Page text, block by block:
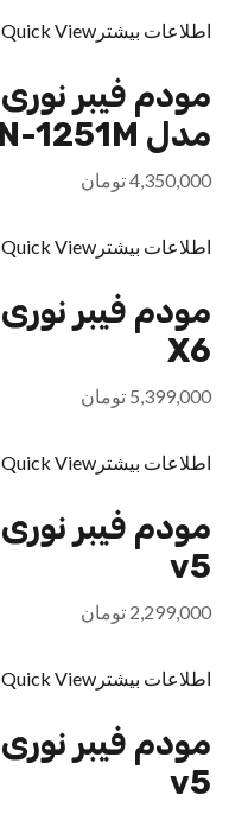
اطلاعات بیشتر Quick View
مودم فیبر
مدل DPN-1251M
4,350,000تومان
اطلاعات بیشتر Quick View
X6
5,399,000 تومان
اطلاعات بیشتر Quick View
v5
2,299,000 تومان
اطلاعات بیشتر Quick View
v5